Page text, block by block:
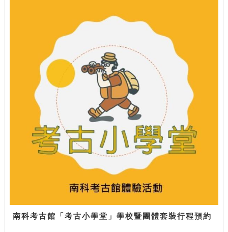
南科考古館「考古小學堂」學校暨團體套裝行程預約